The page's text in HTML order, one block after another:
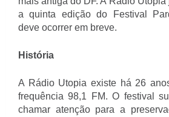
a quinta edição do Festival
deve ocorrer em breve.
História
A Rádio Utopia existe há 26
frequência 98,1 FM. O festival
chamar atenção para a